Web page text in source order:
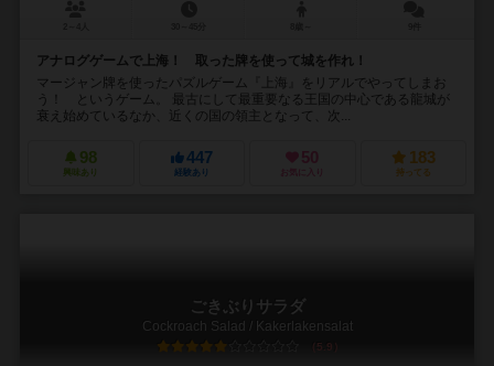
アナログゲームで上海！ 取った牌を使って城を作れ！
マージャン牌を使ったパズルゲーム『上海』をリアルでやってしまお
う！ というゲーム。 最古にして最重要なる王国の中心である龍城が
衰え始めているなか、近くの国の領主となって、次...
98
興味あり
447
経験あり
50
お気に入り
183
持ってる
ごきぶりサラダ
Cockroach Salad / Kakerlakensalat
5.9